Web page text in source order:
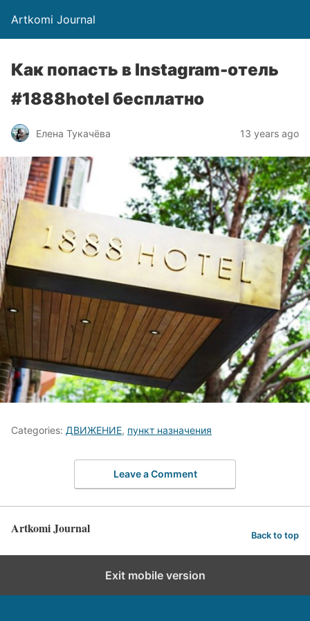
Artkomi Journal
Как попасть в Instagram-отель
#1888hotel бесплатно
Елена Тукачёва 13 years ago
Categories: ДВИЖЕНИЕ, пункт назначения
Leave a Comment
Artkomi Journal Back to top
Exit mobile version